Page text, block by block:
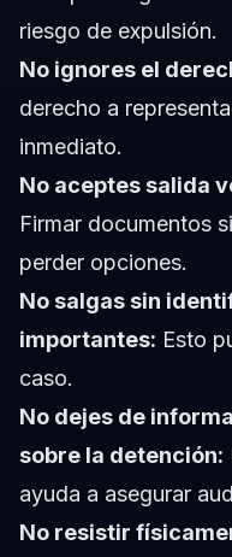
riesgo de expulsión.
No ignores el
derecho a
inmediato.
No aceptes salida
Firmar documentos
perder opciones.
No salgas sin
importantes: Esto
caso.
No dejes de
sobre la detención:
ayuda a asegurar
No resistir